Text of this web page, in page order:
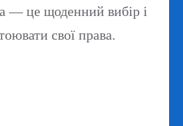
— це щоденний вибір і
свої права.